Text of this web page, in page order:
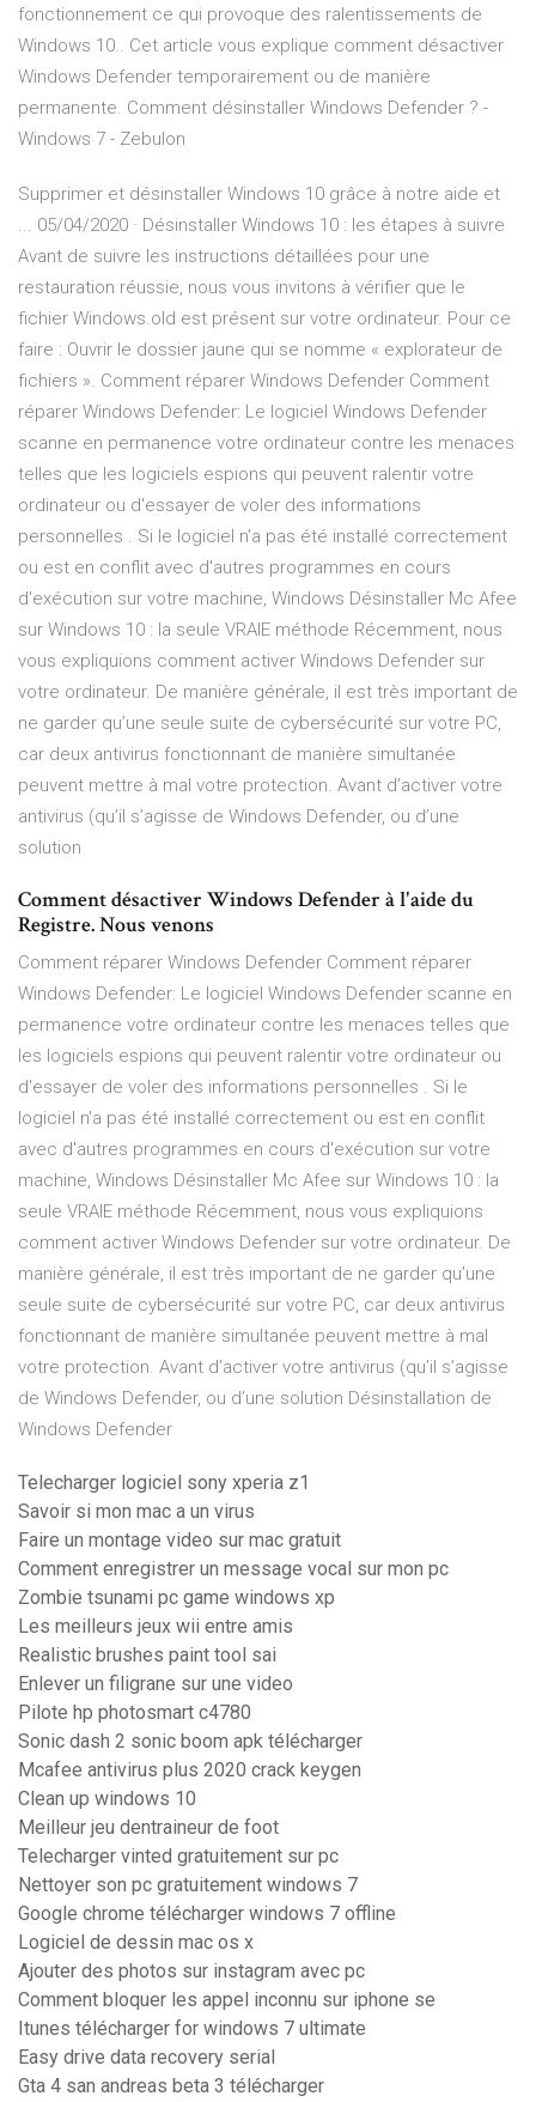
fonctionnement ce qui provoque des ralentissements de
Windows 10.. Cet article vous explique comment désactiver
Windows Defender temporairement ou de manière
permanente. Comment désinstaller Windows Defender ? -
Windows 7 - Zebulon
Supprimer et désinstaller Windows 10 grâce à notre aide et
... 05/04/2020 · Désinstaller Windows 10 : les étapes à suivre
Avant de suivre les instructions détaillées pour une
restauration réussie, nous vous invitons à vérifier que le
fichier Windows.old est présent sur votre ordinateur. Pour ce
faire : Ouvrir le dossier jaune qui se nomme « explorateur de
fichiers ». Comment réparer Windows Defender Comment
réparer Windows Defender: Le logiciel Windows Defender
scanne en permanence votre ordinateur contre les menaces
telles que les logiciels espions qui peuvent ralentir votre
ordinateur ou d'essayer de voler des informations
personnelles . Si le logiciel n'a pas été installé correctement
ou est en conflit avec d'autres programmes en cours
d'exécution sur votre machine, Windows Désinstaller Mc Afee
sur Windows 10 : la seule VRAIE méthode Récemment, nous
vous expliquions comment activer Windows Defender sur
votre ordinateur. De manière générale, il est très important de
ne garder qu’une seule suite de cybersécurité sur votre PC,
car deux antivirus fonctionnant de manière simultanée
peuvent mettre à mal votre protection. Avant d’activer votre
antivirus (qu’il s’agisse de Windows Defender, ou d’une
solution
Comment désactiver Windows Defender à l'aide du
Registre. Nous venons
Comment réparer Windows Defender Comment réparer
Windows Defender: Le logiciel Windows Defender scanne en
permanence votre ordinateur contre les menaces telles que
les logiciels espions qui peuvent ralentir votre ordinateur ou
d'essayer de voler des informations personnelles . Si le
logiciel n'a pas été installé correctement ou est en conflit
avec d'autres programmes en cours d'exécution sur votre
machine, Windows Désinstaller Mc Afee sur Windows 10 : la
seule VRAIE méthode Récemment, nous vous expliquions
comment activer Windows Defender sur votre ordinateur. De
manière générale, il est très important de ne garder qu’une
seule suite de cybersécurité sur votre PC, car deux antivirus
fonctionnant de manière simultanée peuvent mettre à mal
votre protection. Avant d’activer votre antivirus (qu’il s’agisse
de Windows Defender, ou d’une solution Désinstallation de
Windows Defender
Telecharger logiciel sony xperia z1
Savoir si mon mac a un virus
Faire un montage video sur mac gratuit
Comment enregistrer un message vocal sur mon pc
Zombie tsunami pc game windows xp
Les meilleurs jeux wii entre amis
Realistic brushes paint tool sai
Enlever un filigrane sur une video
Pilote hp photosmart c4780
Sonic dash 2 sonic boom apk télécharger
Mcafee antivirus plus 2020 crack keygen
Clean up windows 10
Meilleur jeu dentraineur de foot
Telecharger vinted gratuitement sur pc
Nettoyer son pc gratuitement windows 7
Google chrome télécharger windows 7 offline
Logiciel de dessin mac os x
Ajouter des photos sur instagram avec pc
Comment bloquer les appel inconnu sur iphone se
Itunes télécharger for windows 7 ultimate
Easy drive data recovery serial
Gta 4 san andreas beta 3 télécharger